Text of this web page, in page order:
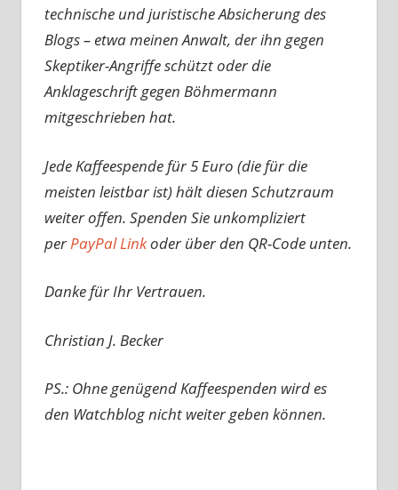
technische und juristische Absicherung des
Blogs – etwa meinen Anwalt, der ihn gegen
Skeptiker-Angriffe schützt oder die
Anklageschrift gegen Böhmermann
mitgeschrieben hat.
Jede Kaffeespende für 5 Euro (die für die
meisten leistbar ist) hält diesen Schutzraum
weiter offen. Spenden Sie unkompliziert
perPayPal Linkoder über den QR-Code unten.
Danke für Ihr Vertrauen.
Christian J. Becker
PS.: Ohne genügend Kaffeespenden wird es
den Watchblog nicht weiter geben können.